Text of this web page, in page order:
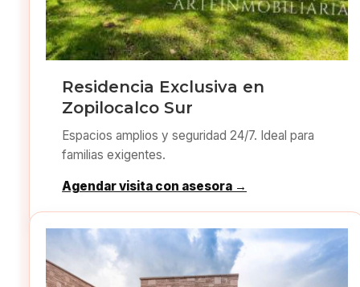
Residencia Exclusiva en
Zopilocalco Sur
Espacios amplios y seguridad 24/7. Ideal para
familias exigentes.
Agendar visita con asesora →